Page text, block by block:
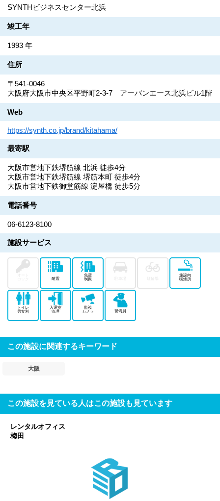
SYNTHビジネスセンター北浜
竣工年
1993 年
住所
〒541-0046
大阪府大阪市中央区平野町2-3-7 アーバンエース北浜ビル1階
Web
https://synth.co.jp/brand/kitahama/
最寄駅
大阪市営地下鉄堺筋線 北浜 徒歩4分
大阪市営地下鉄堺筋線 堺筋本町 徒歩4分
大阪市営地下鉄御堂筋線 淀屋橋 徒歩5分
電話番号
06-6123-8100
施設サービス
耐震
免震
制振
施設内
喫煙所
トイレ
男女別
入退室
管理
監視
カメラ
警備員
この施設に関連するキーワード
大阪
この施設を見ている人はこの施設も見ています
レンタルオフィス
梅田